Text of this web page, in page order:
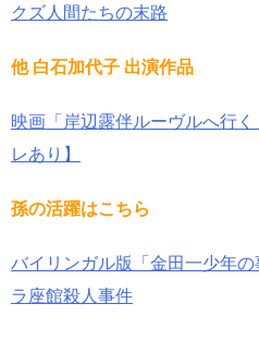
クズ人間たちの末路
他 白石加代子 出演作品
映画「岸辺露伴ルーヴルへ行
レあり】
孫の活躍はこちら
バイリンガル版「金田一少年
ラ座館殺人事件